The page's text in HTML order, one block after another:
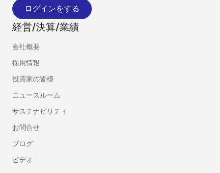
ログインをする
経営/決算/業績
会社概要
採用情報
投資家の皆様
ニュースルーム
サステナビリティ
お問合せ
ブログ
ビデオ